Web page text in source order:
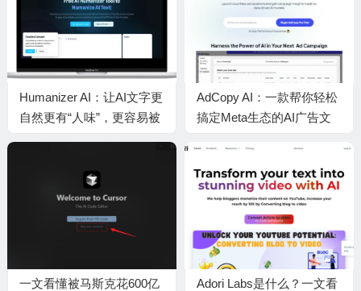
Humanizer AI：让AI文字更
自然更有“人味”，更容易被
AdCopy AI：一款帮你轻松
搞定Meta生态的AI广告文
一文看懂被马斯克花600亿
Adori Labs是什么？一文看